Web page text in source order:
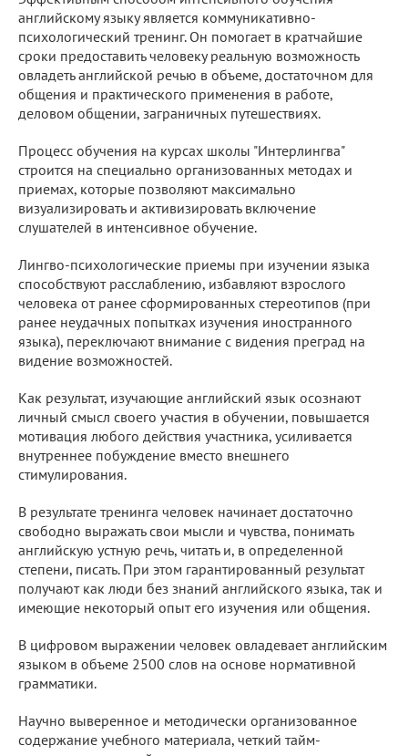
английскому языку является коммуникативно-
психологический тренинг. Он помогает в кратчайшие
сроки предоставить человеку реальную возможность
овладеть английской речью в объеме, достаточном для
общения и практического применения в работе,
деловом общении, заграничных путешествиях.
Процесс обучения на курсах школы "Интерлингва"
строится на специально организованных методах и
приемах, которые позволяют максимально
визуализировать и активизировать включение
слушателей в интенсивное обучение.
Лингво-психологические приемы при изучении языка
способствуют расслаблению, избавляют взрослого
человека от ранее сформированных стереотипов (при
ранее неудачных попытках изучения иностранного
языка), переключают внимание с видения преград на
видение возможностей.
Как результат, изучающие английский язык осознают
личный смысл своего участия в обучении, повышается
мотивация любого действия участника, усиливается
внутреннее побуждение вместо внешнего
стимулирования.
В результате тренинга человек начинает достаточно
свободно выражать свои мысли и чувства, понимать
английскую устную речь, читать и, в определенной
степени, писать. При этом гарантированный результат
получают как люди без знаний английского языка, так и
имеющие некоторый опыт его изучения или общения.
В цифровом выражении человек овладевает английским
языком в объеме 2500 слов на основе нормативной
грамматики.
Научно выверенное и методически организованное
содержание учебного материала, четкий тайм-